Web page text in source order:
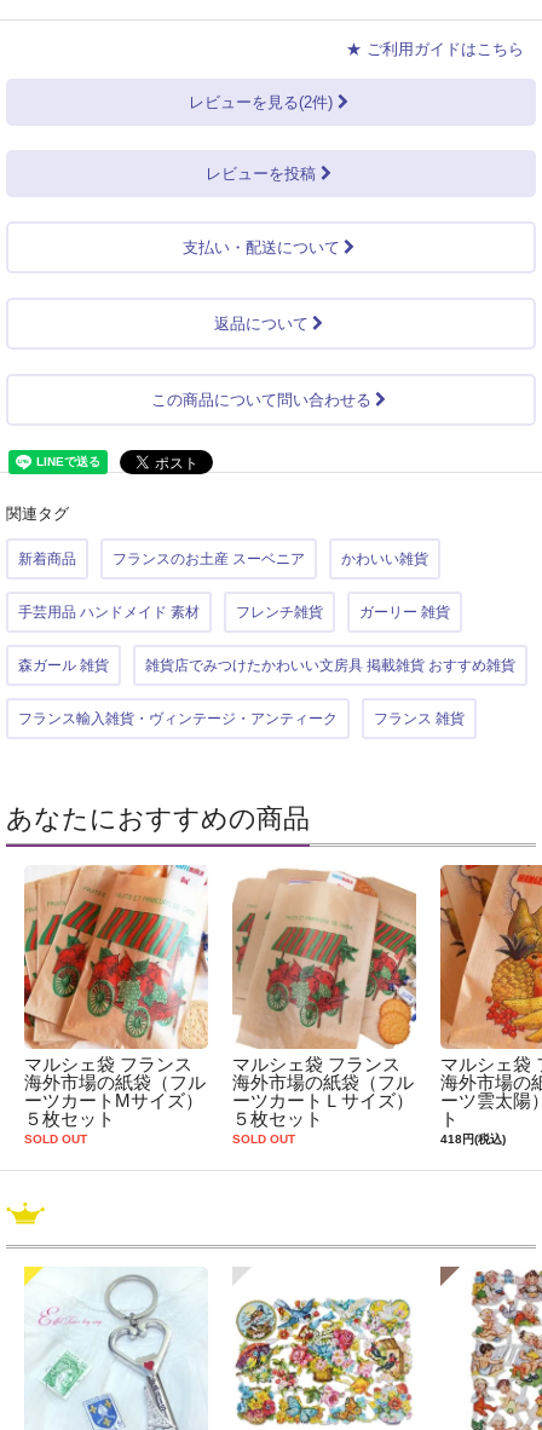
★ ご利用ガイドはこちら
レビューを見る(2件)
レビューを投稿
支払い・配送について
返品について
この商品について問い合わせる
関連タグ
新着商品 フランスのお土産 スーベニア かわいい雑貨
手芸用品 ハンドメイド 素材 フレンチ雑貨 ガーリー 雑貨
森ガール 雑貨 雑貨店でみつけたかわいい文房具 掲載雑貨 おすすめ雑貨
フランス輸入雑貨・ヴィンテージ・アンティーク フランス 雑貨
あなたにおすすめの商品
マルシェ袋 フランス
海外市場の紙袋（フル
ーツカートMサイズ）
５枚セット
SOLD OUT
マルシェ袋 フランス
海外市場の紙袋（フル
ーツカートＬサイズ）
５枚セット
SOLD OUT
マルシェ袋
海外市場の
ーツ雲太陽
ト
418円(税込)